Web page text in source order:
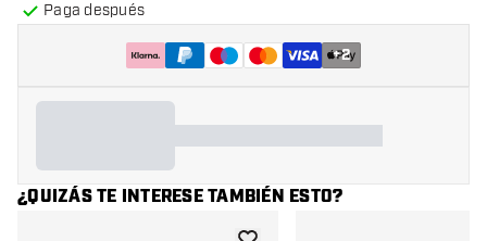
Paga después
+2
¿QUIZÁS TE INTERESE TAMBIÉN ESTO?